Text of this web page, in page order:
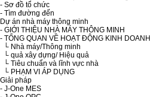
- Sơ đồ tổ chức
- Tìm đường đến
Dự án nhà máy thông minh
- GIỚI THIỆU NHÀ MÁY THÔNG MINH
- TỔNG QUAN VỀ HOẠT ĐỘNG KINH DOANH
└ Nhà máy/Thông minh
└ quả xây dựng/ Hiệu quả
└ Tiêu chuẩn và lĩnh vực nhà
└ PHẠM VI ÁP DỤNG
Giải pháp
- J-One MES